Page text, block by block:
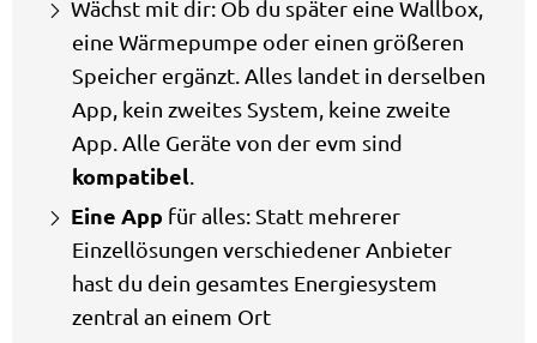
Wächst mit dir: Ob du später eine Wallbox,
eine Wärmepumpe oder einen größeren
Speicher ergänzt. Alles landet in derselben
App, kein zweites System, keine zweite
App. Alle Geräte von der evm sind
kompatibel
Eine App für alles: Statt mehrerer
Einzellösungen verschiedener Anbieter
hast du dein gesamtes Energiesystem
zentral an einem Ort